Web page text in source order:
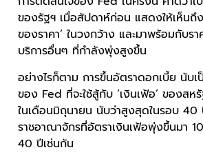
ของรัฐฯ เมื่อสัปดาห์ก่อน แสดงให้เห็นถึ
ของราคา’ ในวงกว้าง และมาพร้อมกับรา
บริการอื่นๆ ที่กำลังพุ่งสูงขึ้น
อย่างไรก็ตาม การขึ้นอัตราดอกเบี้ย นับ
ของ Fed ที่จะใช้สู้กับ ‘เงินเฟ้อ’ ของส
ในเดือนมิถุนายน นับว่าสูงสุดในรอบ 40
ราชอาณาจักรที่อัตราเงินเฟ้อพุ่งขึ้นมา
40 ปีเช่นกัน